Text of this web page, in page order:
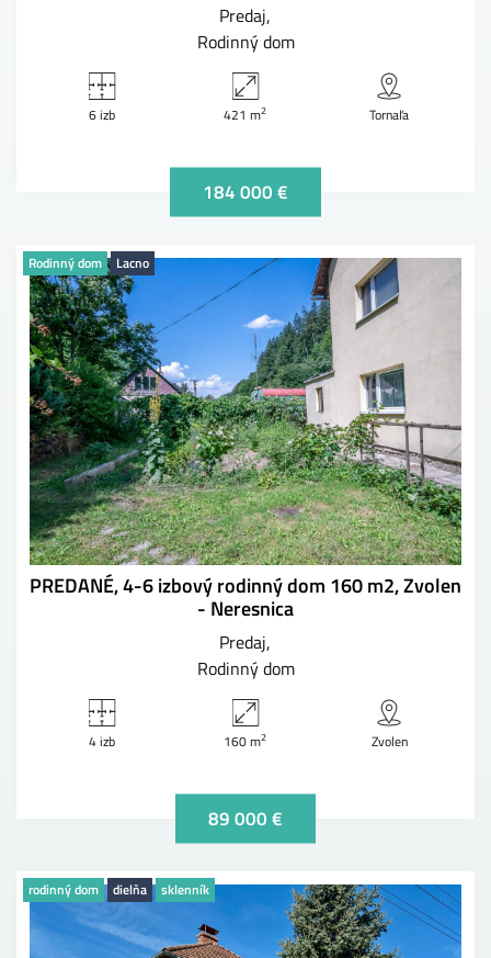
Predaj
Rodinný dom
6 izb 421 m2 Tornaľa
184 000 €
Rodinný dom Lacno
PREDANÉ, 4-6 izbový rodinný dom 160 m2, Zvolen
- Neresnica
Predaj
Rodinný dom
4 izb 160 m2 Zvolen
89 000 €
rodinný dom dielňa sklenník